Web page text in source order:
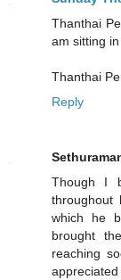
Thanthai
am sitting
Thanthai
Reply
Though I
throughout
which he
brought
reaching